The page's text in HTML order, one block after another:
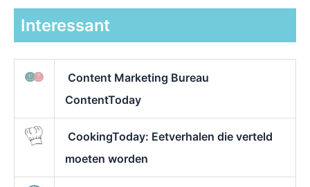
Interessant
Content Marketing Bureau
ContentToday
CookingToday: Eetverhalen die verteld
moeten worden